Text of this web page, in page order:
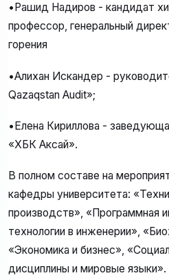
•Рашид Надиров - кандидат
профессор, генеральный
горения
•Алихан Искандер -
Qazaqstan Audit»;
•Елена Кириллова -
«ХБК Аксай».
В полном составе на
кафедры университета:
производств», «Программная
технологии в инженерии»,
«Экономика и бизнес»,
дисциплины и мировые языки».